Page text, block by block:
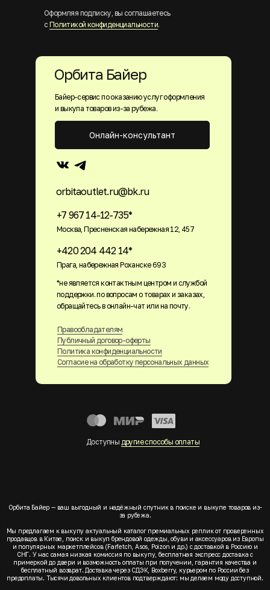
Оформляя подписку, вы соглашаетесь
с Политикой конфиденциальности.
Байер-сервис по оказанию услуг оформления
и выкупа товаров из-за рубежа.
+7 967 14-12-735*
Москва, Пресненская набережная 12, 457
+420 204 442 14*
Прага, набережная Роханске 693
orbitaoutlet.ru@bk.ru
Правообладателям
Публичный договор-оферты
Политика конфиденциальности
Согласие на обработку персональных данных
Онлайн-консультант
Орбита Байер
Доступны другие способы оплаты
*не является контактным центром и службой
поддержки. по вопросам о товарах и заказах,
обращайтесь в онлайн-чат или на почту.
Орбита Байер — ваш выгодный и надёжный спутник в поиске и выкупе товаров из-
за рубежа.
Мы предлагаем к выкупу актуальный каталог премиальных реплик от проверенных
продавцов в Китае, поиск и выкуп брендовой одежды, обуви и аксессуаров из Европы
и популярных маркетплейсов (Farfetch, Asos, Poizon и др.) с доставкой в Россию и
СНГ. У нас самая низкая комиссия по выкупу, бесплатная экспресс доставка с
примеркой до двери и возможность оплаты при получении, гарантия качества и
бесплатный возврат. Доставка через СДЭК, Boxberry, курьером по России без
предоплаты. Тысячи довольных клиентов подтверждают: мы делаем моду доступной.